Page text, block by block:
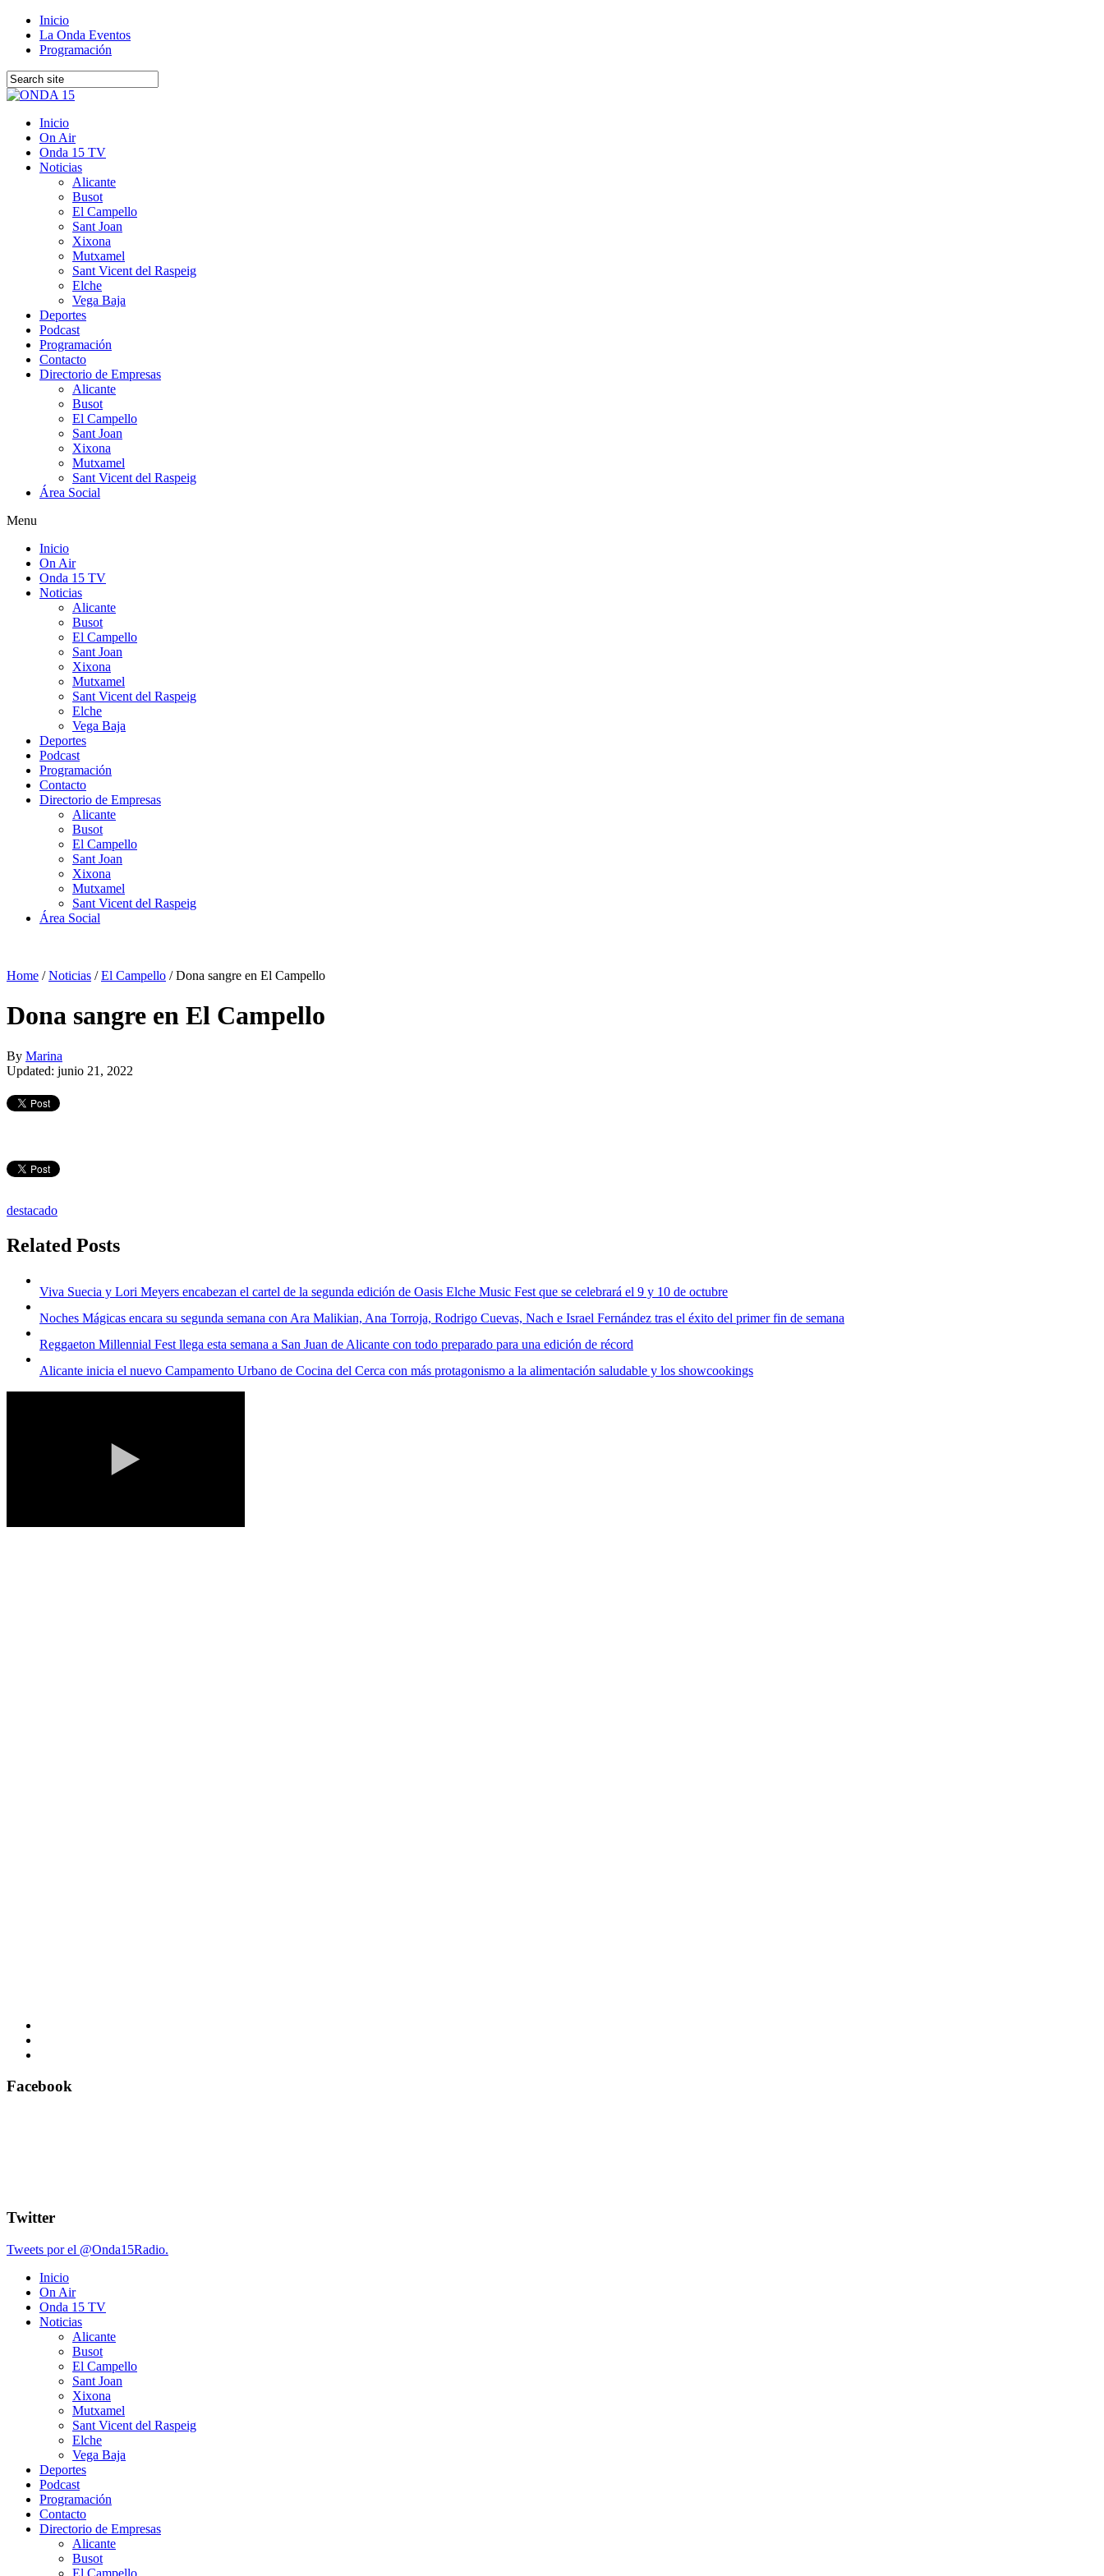
Inicio
La Onda Eventos
Programación
Inicio
On Air
Onda 15 TV
Noticias
Alicante
Busot
El Campello
Sant Joan
Xixona
Mutxamel
Sant Vicent del Raspeig
Elche
Vega Baja
Deportes
Podcast
Programación
Contacto
Directorio de Empresas
Alicante
Busot
El Campello
Sant Joan
Xixona
Mutxamel
Sant Vicent del Raspeig
Área Social
Menu
Inicio
On Air
Onda 15 TV
Noticias
Alicante
Busot
El Campello
Sant Joan
Xixona
Mutxamel
Sant Vicent del Raspeig
Elche
Vega Baja
Deportes
Podcast
Programación
Contacto
Directorio de Empresas
Alicante
Busot
El Campello
Sant Joan
Xixona
Mutxamel
Sant Vicent del Raspeig
Área Social
Home /Noticias /El Campello /Dona sangre en El Campello
Dona sangre en El Campello
By Marina
Updated: junio 21, 2022
destacado
Related Posts
Viva Suecia y Lori Meyers encabezan el cartel de la segunda edición de Oasis Elche Music Fest que se celebrará el 9 y 10 de octubre
Noches Mágicas encara su segunda semana con Ara Malikian, Ana Torroja, Rodrigo Cuevas, Nach e Israel Fernández tras el éxito del primer fin de semana
Reggaeton Millennial Fest llega esta semana a San Juan de Alicante con todo preparado para una edición de récord
Alicante inicia el nuevo Campamento Urbano de Cocina del Cerca con más protagonismo a la alimentación saludable y los showcookings
Facebook
Twitter
Tweets por el @Onda15Radio.
Inicio
On Air
Onda 15 TV
Noticias
Alicante
Busot
El Campello
Sant Joan
Xixona
Mutxamel
Sant Vicent del Raspeig
Elche
Vega Baja
Deportes
Podcast
Programación
Contacto
Directorio de Empresas
Alicante
Busot
El Campello